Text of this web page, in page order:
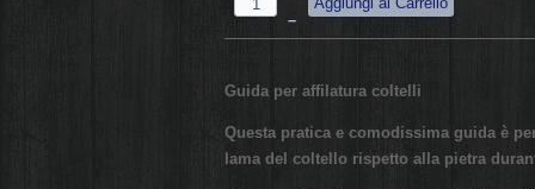
–
Guida per affilatura coltelli
Questa pratica e comodissima guida è
lama del coltello rispetto alla pietra